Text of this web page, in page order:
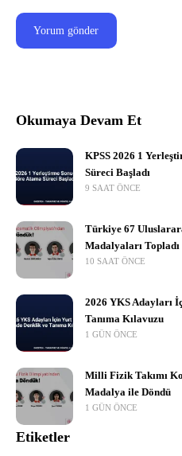
Okumaya Devam Et
KPSS 2026 1
Süreci Başladı
9 SAAT ÖNCE
Türkiye 67
Madalyaları Topladı
10 SAAT ÖNCE
2026 YKS Adayları
Tanıma Kılavuzu
1 GÜN ÖNCE
Milli Fizik Takımı
Madalya ile Döndü
1 GÜN ÖNCE
Etiketler